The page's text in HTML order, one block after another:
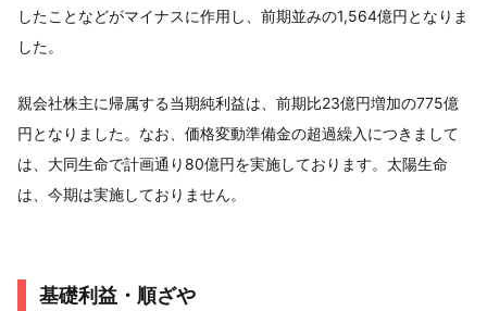
したことなどがマイナスに作用し、前期並みの1,564億円となりま
した。
親会社株主に帰属する当期純利益は、前期比23億円増加の775億
円となりました。なお、価格変動準備金の超過繰入につきまして
は、大同生命で計画通り80億円を実施しております。太陽生命
は、今期は実施しておりません。
基礎利益・順ざや